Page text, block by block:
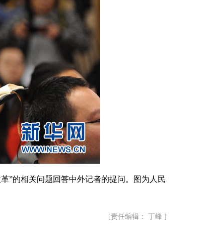
”的相关问题回答中外记者的提问。图为人民
[责任编辑： 丁峰 ]